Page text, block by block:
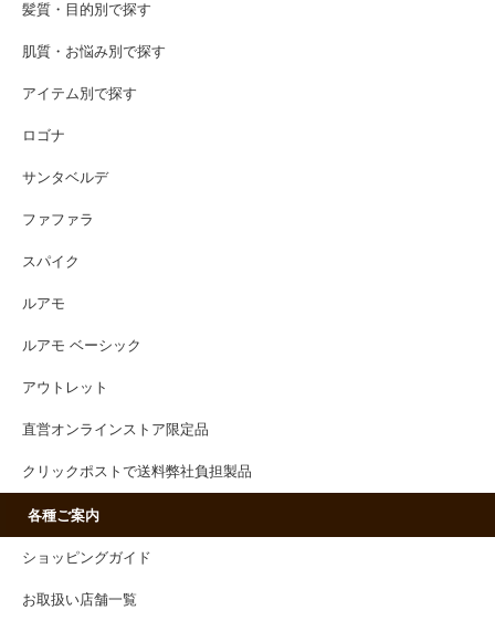
髪質・目的別で探す
肌質・お悩み別で探す
アイテム別で探す
ロゴナ
サンタベルデ
ファファラ
スパイク
ルアモ
ルアモ ベーシック
アウトレット
直営オンラインストア限定品
クリックポストで送料弊社負担製品
各種ご案内
ショッピングガイド
お取扱い店舗一覧